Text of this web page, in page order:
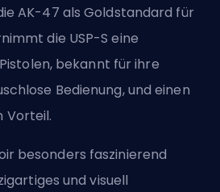
AK-47 als Goldstandard für
die USP-S eine
bekannt für ihre
Bedienung, und einen
Vorteil.
besonders faszinierend
und visuell